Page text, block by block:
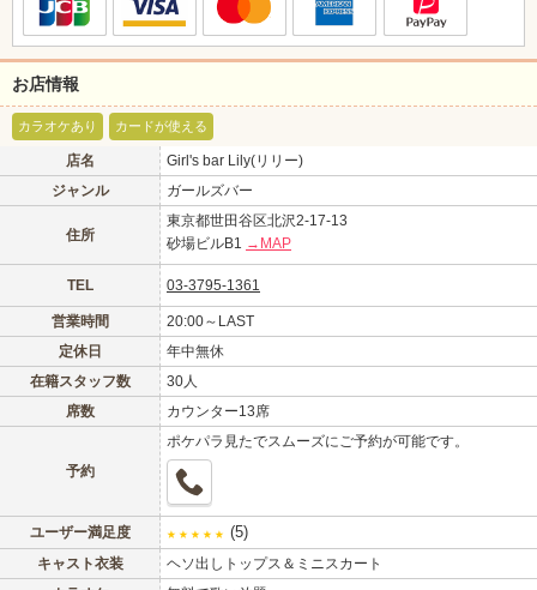
お店情報
カラオケあり カードが使える
店名
Girl's bar Lily(リリー)
ジャンル
ガールズバー
住所
東京都世田谷区北沢2-17-13
砂場ビルB1 →MAP
TEL 03-3795-1361
営業時間
20:00～LAST
定休日
年中無休
在籍スタッフ数
30人
席数
カウンター13席
予約
ポケパラ見たでスムーズにご予約が可能です。
ユーザー満足度 ★ ★ ★ ★ ★ (5)
キャスト衣装
ヘソ出しトップス＆ミニスカート
LINE
お店のURLをコピー
会員ログイン
店舗ログイン
新規会員登録
北海道
甲信越
関東
東海 関西
中四国 九州
沖縄 全国TOP